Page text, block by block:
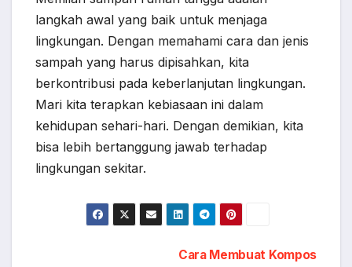
langkah awal yang baik untuk menjaga
lingkungan. Dengan memahami cara dan jenis
sampah yang harus dipisahkan, kita
berkontribusi pada keberlanjutan lingkungan.
Mari kita terapkan kebiasaan ini dalam
kehidupan sehari-hari. Dengan demikian, kita
bisa lebih bertanggung jawab terhadap
lingkungan sekitar.
Cara Membuat Kompos